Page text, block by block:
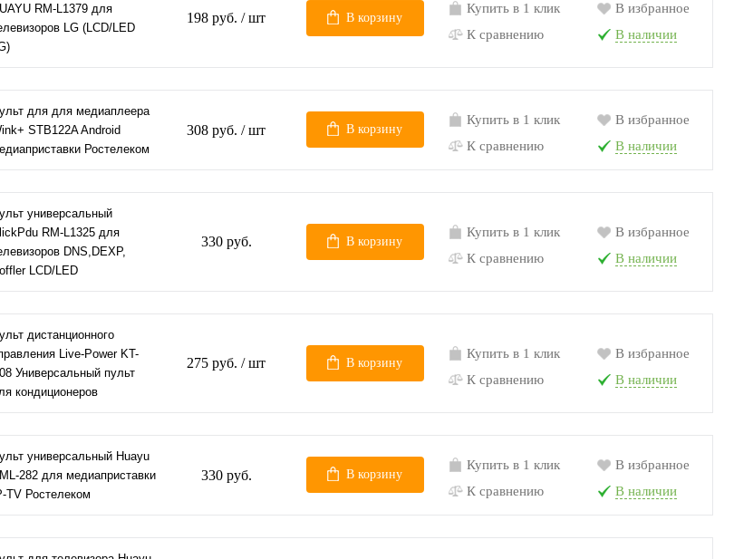
RM-L1379 для
LG (LCD/LED
198 руб. / шт В корзину
Купить в 1 клик
К сравнению
В избранное
В наличии
для для медиаплеера
STB122A Android
Ростелеком
308 руб. / шт В корзину
Купить в 1 клик
К сравнению
В избранное
В наличии
универсальный
RM-L1325 для
DNS,DEXP,
LCD/LED
330 руб. В корзину
Купить в 1 клик
К сравнению
В избранное
В наличии
дистанционного
Live-Power KT-
Универсальный пульт
кондиционеров
275 руб. / шт В корзину
Купить в 1 клик
К сравнению
В избранное
В наличии
универсальный Huayu
282 для медиаприставки
TV Ростелеком
330 руб. В корзину
Купить в 1 клик
К сравнению
В избранное
В наличии